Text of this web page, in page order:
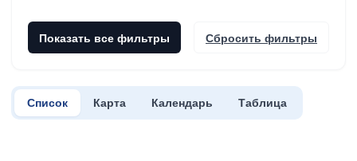
Показать все фильтры Сбросить фильтры
Список Карта Календарь Таблица